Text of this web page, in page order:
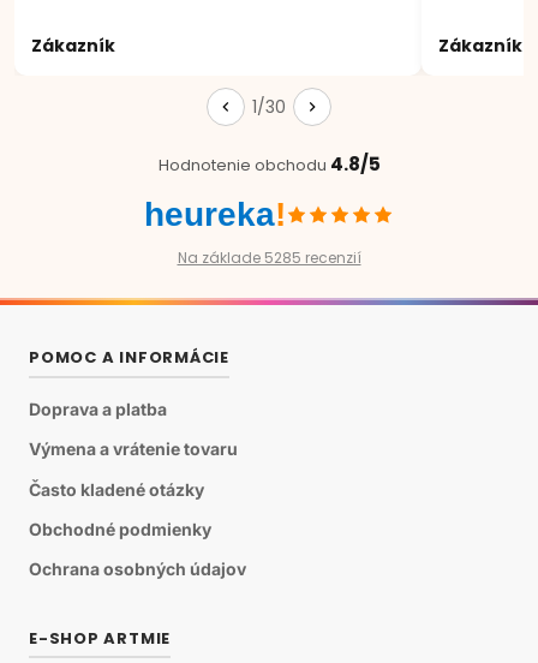
Zákazník Zákazník
1/30
Hodnotenie obchodu 4.8/5
heureka!
Na základe 5285 recenzií
POMOC A INFORMÁCIE
Doprava a platba
Výmena a vrátenie tovaru
Často kladené otázky
Obchodné podmienky
Ochrana osobných údajov
E-SHOP ARTMIE